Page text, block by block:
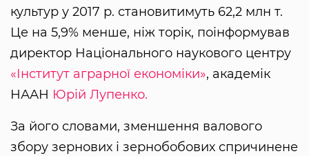
культур у 2017 р. становитимуть 62,2 млн т.
Це на 5,9% менше, ніж торік, поінформував
директор Національного наукового центру
«Інститут аграрної економіки», академік
НААН Юрій Лупенко.
За його словами, зменшення валового
збору зернових і зернобобових спричинене